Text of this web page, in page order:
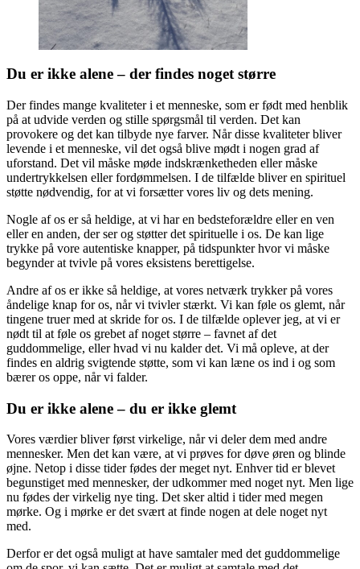
Du er ikke alene – der findes noget større
Der findes mange kvaliteter i et menneske, som er født med henblik
på at udvide verden og stille spørgsmål til verden. Det kan
provokere og det kan tilbyde nye farver. Når disse kvaliteter bliver
levende i et menneske, vil det også blive mødt i nogen grad af
uforstand. Det vil måske møde indskrænketheden eller måske
undertrykkelsen eller fordømmelsen. I de tilfælde bliver en spirituel
støtte nødvendig, for at vi forsætter vores liv og dets mening.
Nogle af os er så heldige, at vi har en bedsteforældre eller en ven
eller en anden, der ser og støtter det spirituelle i os. De kan lige
trykke på vore autentiske knapper, på tidspunkter hvor vi måske
begynder at tvivle på vores eksistens berettigelse.
Andre af os er ikke så heldige, at vores netværk trykker på vores
åndelige knap for os, når vi tvivler stærkt. Vi kan føle os glemt, når
tingene truer med at skride for os. I de tilfælde oplever jeg, at vi er
nødt til at føle os grebet af noget større – favnet af det
guddommelige, eller hvad vi nu kalder det. Vi må opleve, at der
findes en aldrig svigtende støtte, som vi kan læne os ind i og som
bærer os oppe, når vi falder.
Du er ikke alene – du er ikke glemt
Vores værdier bliver først virkelige, når vi deler dem med andre
mennesker. Men det kan være, at vi prøves for døve øren og blinde
øjne. Netop i disse tider fødes der meget nyt. Enhver tid er blevet
begunstiget med mennesker, der udkommer med noget nyt. Men lige
nu fødes der virkelig nye ting. Det sker altid i tider med megen
mørke. Og i mørke er det svært at finde nogen at dele noget nyt
med.
Derfor er det også muligt at have samtaler med det guddommelige